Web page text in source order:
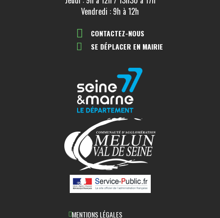
Vendredi : 9h à 12h
CONTACTEZ-NOUS
SE DÉPLACER EN MAIRIE
MENTIONS LÉGALES